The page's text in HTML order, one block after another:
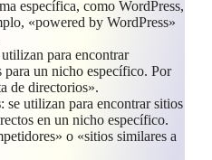
específica, como WordPress,
«powered by WordPress»
utilizan para encontrar
para un nicho específico. Por
de directorios».
: se utilizan para encontrar sitios
en un nicho específico.
o «sitios similares a